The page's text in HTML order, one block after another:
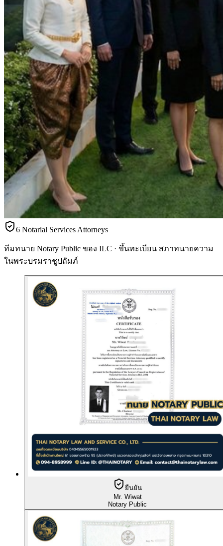
6 Notarial Services Attorneys
ทีมทนาย Notary Public ของ ILC · ขึ้นทะเบียน สภาทนายความ
ในพระบรมราชูปถัมภ์
ยืนยัน
Mr. Wiwat
Notary Public